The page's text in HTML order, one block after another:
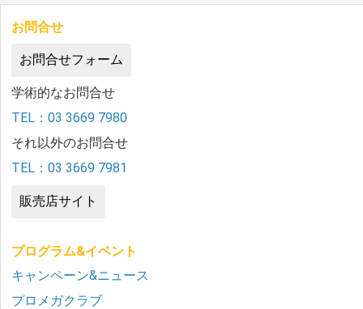
お問合せ
お問合せフォーム
学術的なお問合せ
TEL：03 3669 7980
それ以外のお問合せ
TEL：03 3669 7981
販売店サイト
プログラム&イベント
キャンペーン&ニュース
プロメガクラブ